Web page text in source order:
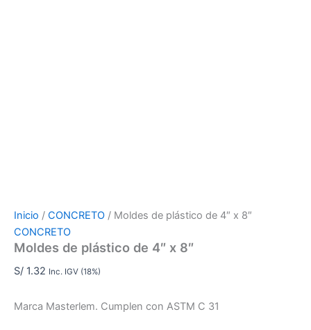
Inicio / CONCRETO / Moldes de plástico de 4″ x 8″
CONCRETO
Moldes de plástico de 4″ x 8″
S/ 1.32 Inc. IGV (18%)
Marca Masterlem. Cumplen con ASTM C 31